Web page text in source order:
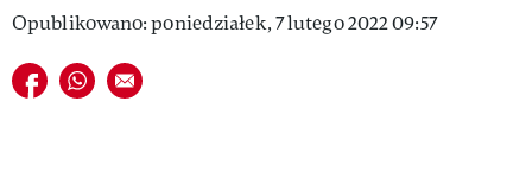
Opublikowano: poniedziałek, 7 lutego 2022 09:57
Udostępnij na facebook
Udostępnij na whatsapp
E-mail do przyjaciela